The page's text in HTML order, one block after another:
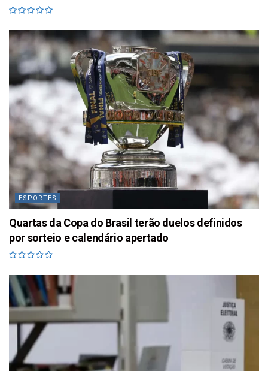
ESPORTES
Quartas da Copa do Brasil terão duelos definidos
por sorteio e calendário apertado